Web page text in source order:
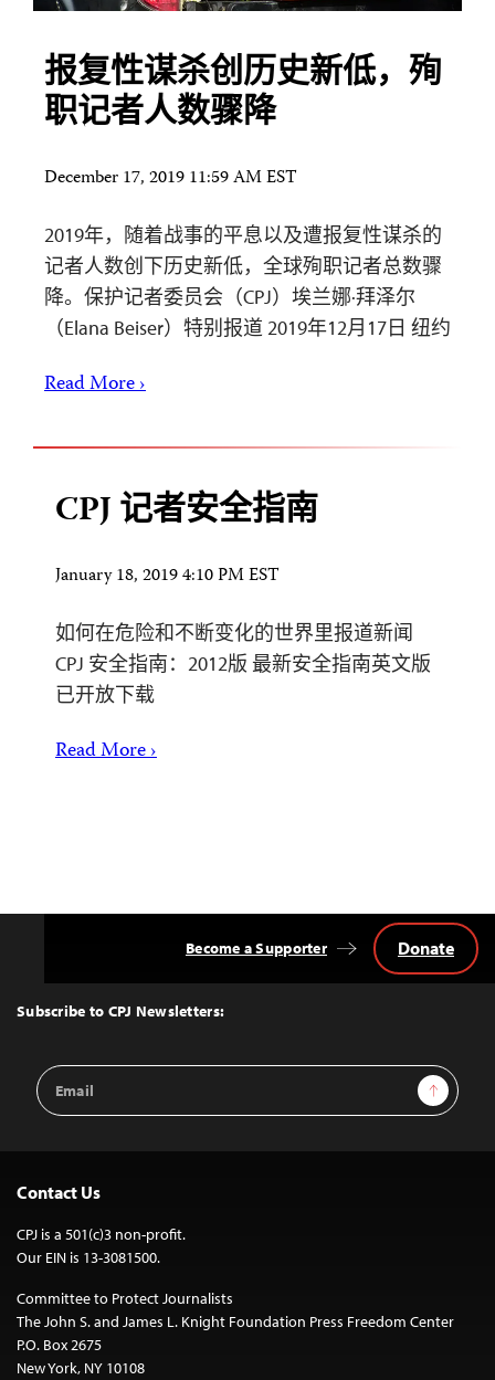
报复性谋杀创历史新低，殉
职记者人数骤降
December 17, 2019 11:59 AM EST
2019年，随着战事的平息以及遭报复性谋杀的
记者人数创下历史新低，全球殉职记者总数骤
降。保护记者委员会（CPJ）埃兰娜·拜泽尔
（Elana Beiser）特别报道 2019年12月17日 纽约
Read More ›
CPJ 记者安全指南
January 18, 2019 4:10 PM EST
如何在危险和不断变化的世界里报道新闻
CPJ 安全指南：2012版 最新安全指南英文版
已开放下载
Read More ›
Top
Subscribe to CPJ Newsletters:
Email
Address
Sign Up
Become a Supporter Donate
Contact Us
CPJ is a 501(c)3 non-profit.
Our EIN is 13-3081500.
Committee to Protect Journalists
The John S. and James L. Knight Foundation Press Freedom Center
P.O. Box 2675
New York, NY 10108